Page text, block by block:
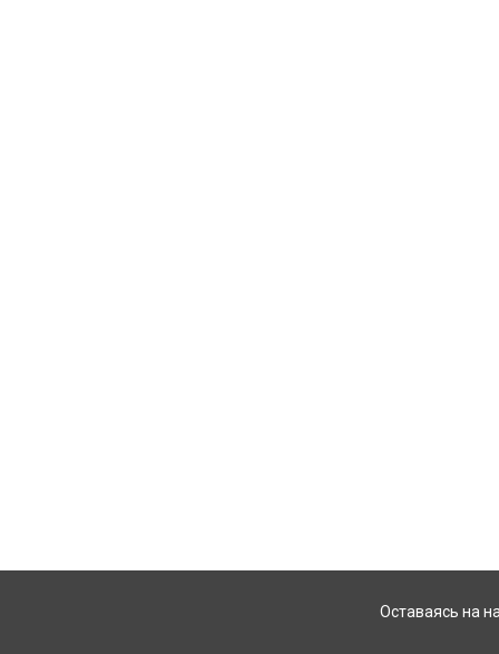
Оставаясь на